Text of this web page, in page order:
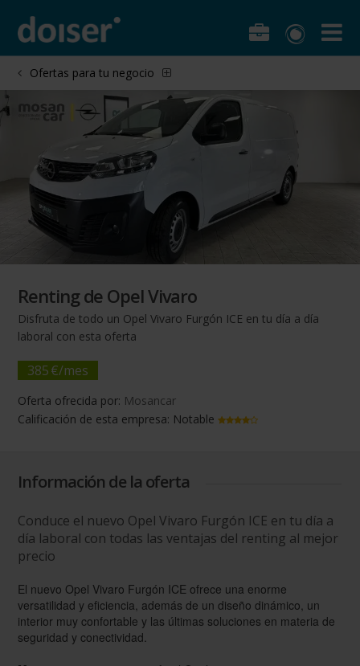
Ofertas para tu negocio
Renting de Opel Vivaro
Disfruta de todo un Opel Vivaro Furgón ICE en tu día a día
laboral con esta oferta
385€/mes
Oferta ofrecida por: Mosancar
Calificación de esta empresa: Notable
Información de la oferta
Conduce el nuevo Opel Vivaro Furgón ICE en tu día a
día laboral con todas las ventajas del renting al mejor
precio
El nuevo Opel Vivaro Furgón ICE ofrece una enorme
versatilidad y eficiencia, además de un diseño dinámico, un
interior muy confortable y las últimas soluciones en materia de
seguridad y conectividad.